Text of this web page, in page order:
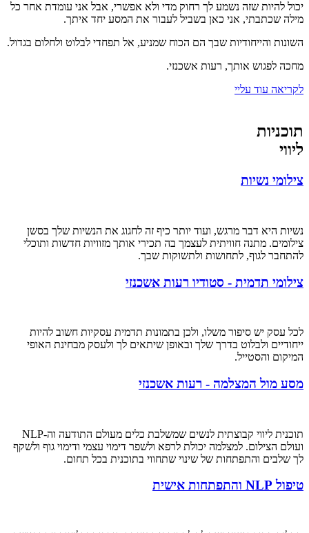
יכול להיות שזה נשמע לך רחוק מדי ולא אפשרי, אבל אני עומדת אחר כל
מילה שכתבתי, אני כאן בשביל לעבור את המסע יחד איתך.
השונות והייחודיות שבך הם הכוח שמניע, אל תפחדי לבלוט ולחלום בגדול.
מחכה לפגוש אותך, רעות אשכנזי.
לקריאה עוד עליי
תוכניות
ליווי
צילומי נשיות
נשיות היא דבר מרגש, ועוד יותר כיף זה לחגוג את הנשיות שלך בסשן
צילומים. מתנה חוויתית לעצמך בה תכירי אותך מזוויות חדשות ותוכלי
להתחבר לגוף, לתחושות ולתשוקות שבך.
צילומי תדמית - סטודיו רעות אשכנזי
לכל עסק יש סיפור משלו, ולכן בתמונות תדמית עסקיות חשוב להיות
ייחודיים ולבלוט בדרך שלך ובאופן שיתאים לך ולעסק מבחינת האופי
המיקום והסטייל.
מסע מול המצלמה - רעות אשכנזי
תוכנית ליווי קבוצתית לנשים שמשלבת כלים מעולם התודעה וה-NLP
ועולם הצילום. למצלמה יכולת לרפא ולשפר דימוי עצמי ודימוי גוף ולשקף
לך שלבים והתפתחות של שינוי שתחווי בתוכנית בכל תחום.
טיפול NLP והתפתחות אישית